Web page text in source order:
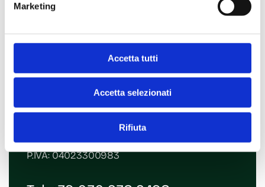
Marketing
Accetta tutti
Accetta selezionati
Rifiuta
Via Giosuè Carducci, 36
25069 Villa Carcina (BS)
P.IVA: 04023300983